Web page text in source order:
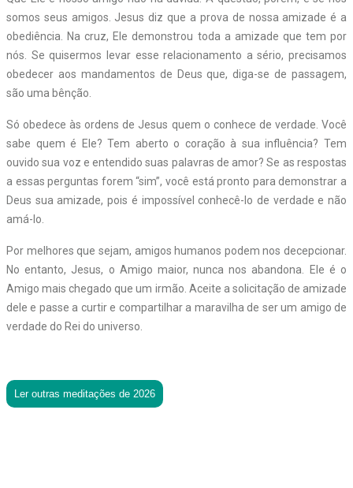
somos seus amigos. Jesus diz que a prova de nossa amizade é a
obediência. Na cruz, Ele demonstrou toda a amizade que tem por
nós. Se quisermos levar esse relacionamento a sério, precisamos
obedecer aos mandamentos de Deus que, diga-se de passagem,
são uma bênção.
Só obedece às ordens de Jesus quem o conhece de verdade. Você
sabe quem é Ele? Tem aberto o coração à sua influência? Tem
ouvido sua voz e entendido suas palavras de amor? Se as respostas
a essas perguntas forem “sim”, você está pronto para demonstrar a
Deus sua amizade, pois é impossível conhecê-lo de verdade e não
amá-lo.
Por melhores que sejam, amigos humanos podem nos decepcionar.
No entanto, Jesus, o Amigo maior, nunca nos abandona. Ele é o
Amigo mais chegado que um irmão. Aceite a solicitação de amizade
dele e passe a curtir e compartilhar a maravilha de ser um amigo de
verdade do Rei do universo.
Ler outras meditações de 2026